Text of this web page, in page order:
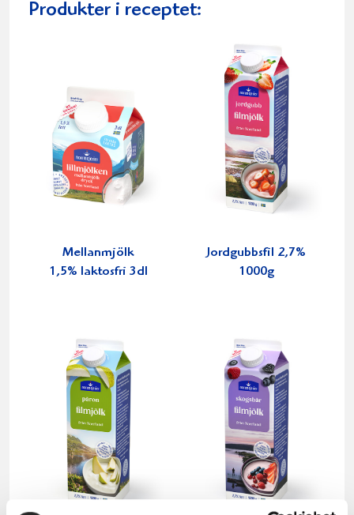
Produkter i receptet:
Mellanmjölk
1,5% laktosfri 3dl
Jordgubbsfil 2,7%
1000g